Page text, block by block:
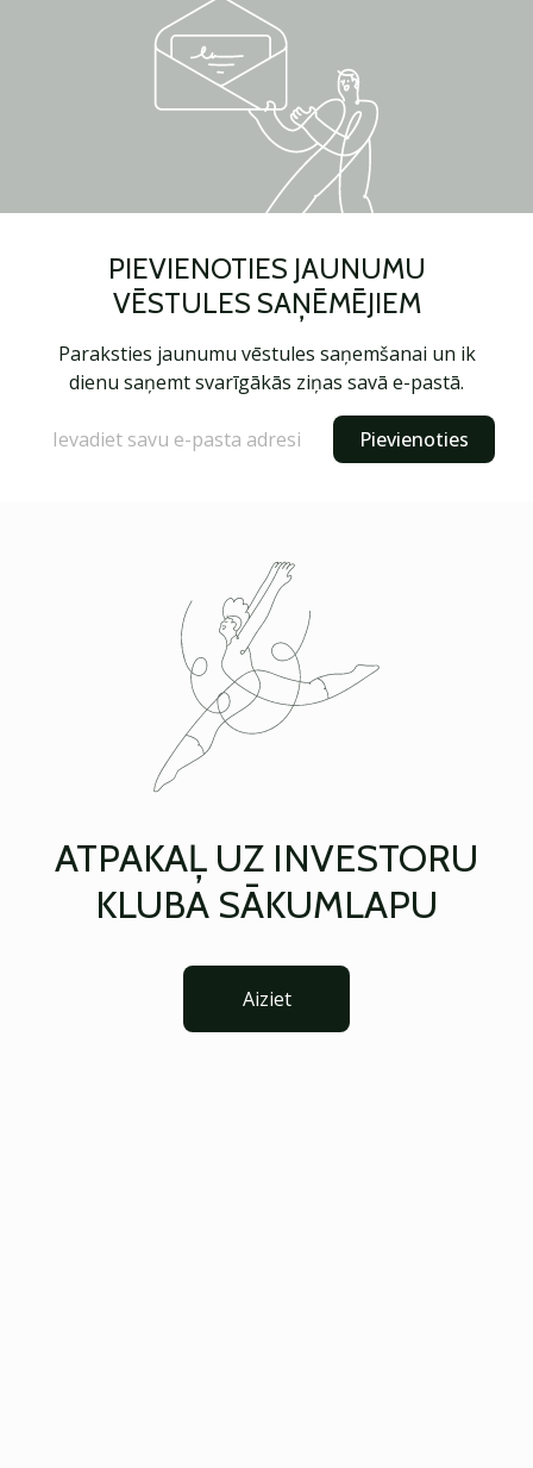
PIEVIENOTIES JAUNUMU
VĒSTULES SAŅĒMĒJIEM
Paraksties jaunumu vēstules saņemšanai un ik
dienu saņemt svarīgākās ziņas savā e-pastā.
Pievienoties
ATPAKAĻ UZ INVESTORU
KLUBA SĀKUMLAPU
Aiziet